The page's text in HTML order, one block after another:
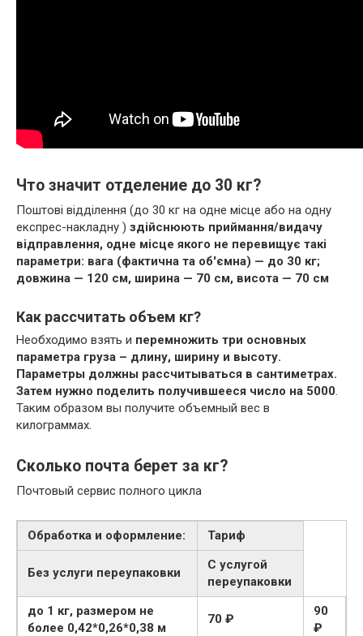
Что значит отделение до 30 кг?
Поштові відділення (до 30 кг на одне місце або на одну
експрес-накладну ) здійснюють приймання/видачу
відправлення, одне місце якого не перевищує такі
параметри: вага (фактична та об'ємна) — до 30 кг;
довжина — 120 см, ширина — 70 см, висота — 70 см
Как рассчитать объем кг?
Необходимо взять и перемножить три основных
параметра груза – длину, ширину и высоту.
Параметры должны рассчитываться в сантиметрах.
Затем нужно поделить получившееся число на 5000.
Таким образом вы получите объемный вес в
килограммах.
Сколько почта берет за кг?
Почтовый сервис полного цикла
Обработка и оформление: Тариф
Без услуги переупаковки
С услугой
переупаковки
до 1 кг, размером не
более 0,42*0,26*0,38 м
70 ₽
90
₽